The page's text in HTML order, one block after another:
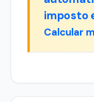
imposto
Calcular